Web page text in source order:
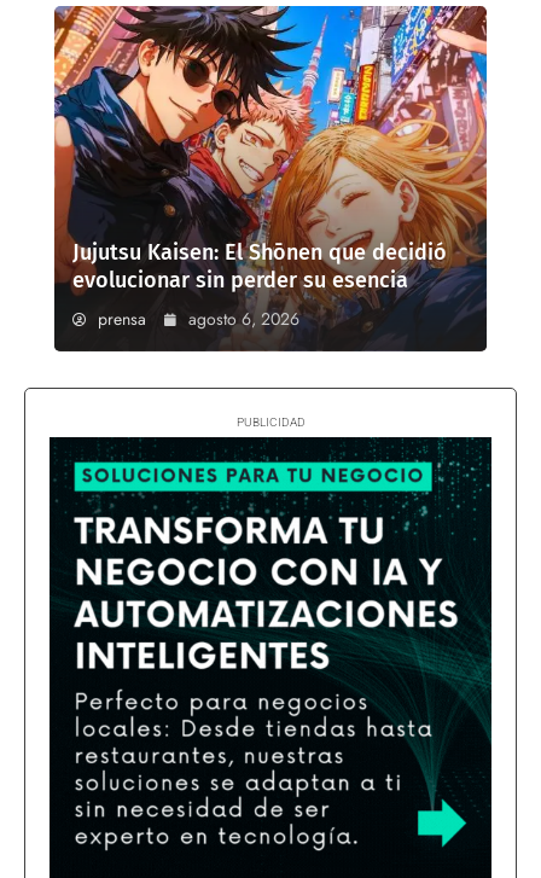
Jujutsu Kaisen: El Shōnen que decidió
evolucionar sin perder su esencia
prensa agosto 6, 2026